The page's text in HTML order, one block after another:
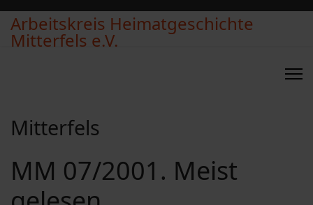
Arbeitskreis Heimatgeschichte
Mitterfels e.V.
Mitterfels
MM 07/2001. Meist